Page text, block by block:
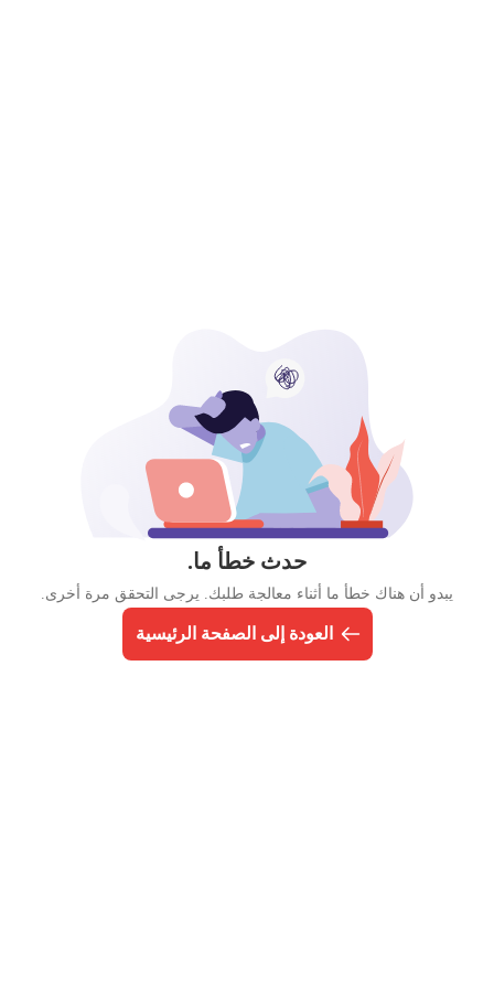
حدث خطأ ما.
يبدو أن هناك خطأ ما أثناء معالجة طلبك. يرجى التحقق مرة أخرى.
العودة إلى الصفحة الرئيسية